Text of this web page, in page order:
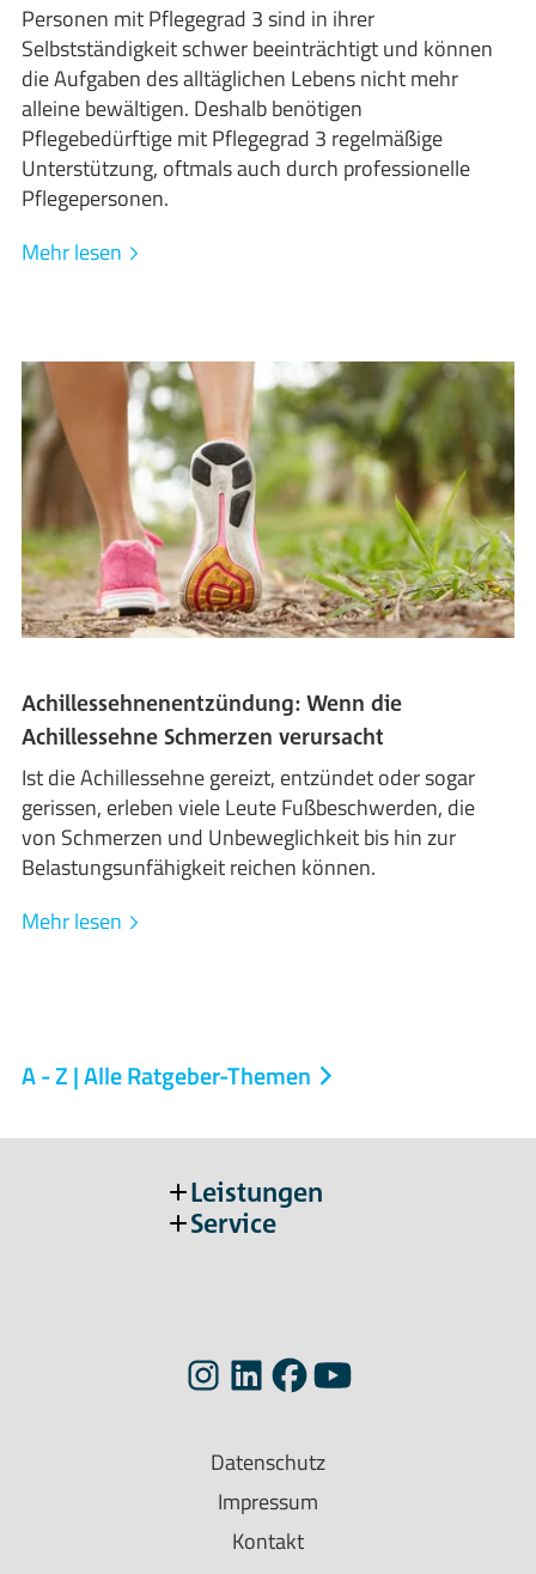
Personen mit Pflegegrad 3 sind in ihrer
Selbstständigkeit schwer beeinträchtigt und können
die Aufgaben des alltäglichen Lebens nicht mehr
alleine bewältigen. Deshalb benötigen
Pflegebedürftige mit Pflegegrad 3 regelmäßige
Unterstützung, oftmals auch durch professionelle
Pflegepersonen.
Mehr lesen
Achillessehnenentzündung: Wenn die
Achillessehne Schmerzen verursacht
Ist die Achillessehne gereizt, entzündet oder sogar
gerissen, erleben viele Leute Fußbeschwerden, die
von Schmerzen und Unbeweglichkeit bis hin zur
Belastungsunfähigkeit reichen können.
Mehr lesen
A - Z | Alle Ratgeber-Themen
Leistungen
Service
Datenschutz
Impressum
Kontakt